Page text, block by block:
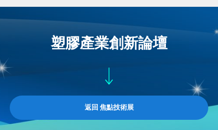
塑膠產業創新論壇
返回 焦點技術展